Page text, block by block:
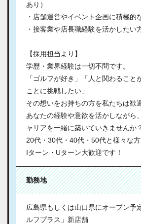
あり）
・店舗運営やイベント企画に積極的
・接客業や店長職経験を活かしたい
【採用担当より】
学歴・業界経験は一切不問です。
「ゴルフが好き」「人と関わること
ことに挑戦したい」
その想いをお持ちの方を私たちは歓
あなたの経験や意欲を活かしながら
ャリアを一緒に築いていきませんか
20代・30代・40代・50代と様々な方
Iターン・Uターン大歓迎です！
勤務地
広島県もしくは山口県にオープン予
ルフプラス」新店舗